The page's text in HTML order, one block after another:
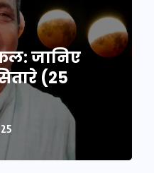
जानिए
(25